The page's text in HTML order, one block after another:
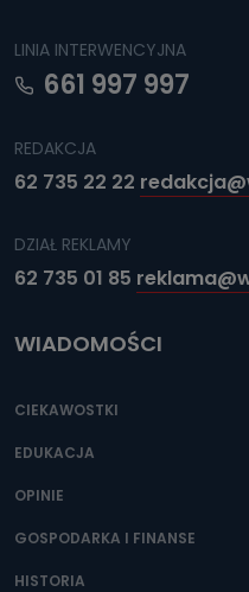
LINIA INTERWENCYJNA
661 997 997
REDAKCJA
62 735 22 22
DZIAŁ REKLAMY
62 735 01 85
WIADOMOŚCI
CIEKAWOSTKI
EDUKACJA
OPINIE
GOSPODARKA I FINANSE
HISTORIA